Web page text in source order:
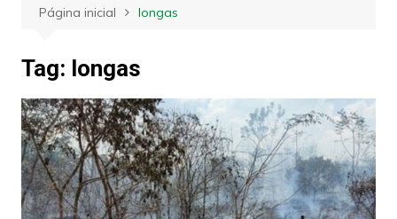
Página inicial longas
Tag: longas